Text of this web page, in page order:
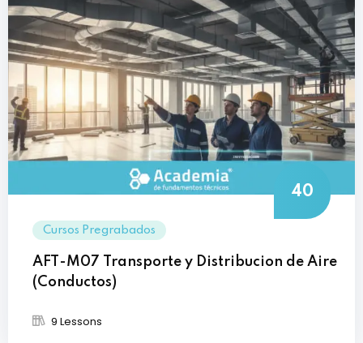
40
Cursos Pregrabados
AFT-M07 Transporte y Distribucion de Aire
(Conductos)
9 Lessons